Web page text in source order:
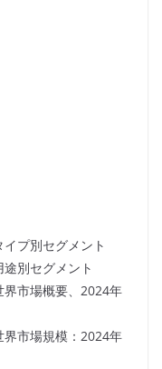
プ別セグメント
別セグメント
界市場概要、2024年
界市場規模：2024年